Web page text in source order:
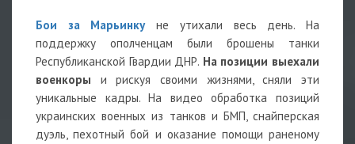
Бои за Марьинкуне утихали весь день. На
поддержку ополченцам были брошены танки
Республиканской Гвардии ДНР. На позиции выехали
военкоры и рискуя своими жизнями, сняли эти
уникальные кадры. На видео обработка позиций
украинских военных из танков и БМП, снайперская
дуэль, пехотный бой и оказание помощи раненому